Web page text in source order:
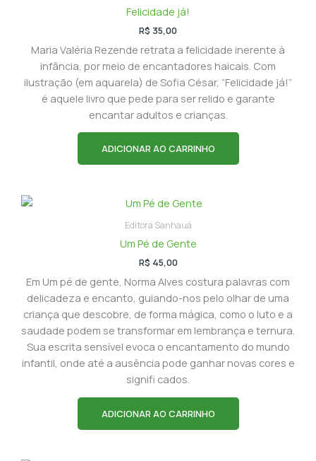
Felicidade já!
R$ 35,00
Maria Valéria Rezende retrata a felicidade inerente à
infância, por meio de encantadores haicais. Com
ilustração (em aquarela) de Sofia César, “Felicidade já!”
é aquele livro que pede para ser relido e garante
encantar adultos e crianças.
ADICIONAR AO CARRINHO
Editora Sanhauá
Um Pé de Gente
R$ 45,00
Em Um pé de gente, Norma Alves costura palavras com
delicadeza e encanto, guiando-nos pelo olhar de uma
criança que descobre, de forma mágica, como o luto e a
saudade podem se transformar em lembrança e ternura.
Sua escrita sensível evoca o encantamento do mundo
infantil, onde até a ausência pode ganhar novas cores e
signifi cados.
ADICIONAR AO CARRINHO